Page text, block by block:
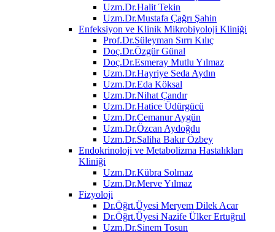
Uzm.Dr.Halit Tekin
Uzm.Dr.Mustafa Çağrı Şahin
Enfeksiyon ve Klinik Mikrobiyoloji Kliniği
Prof.Dr.Süleyman Sırrı Kılıç
Doç.Dr.Özgür Günal
Doç.Dr.Esmeray Mutlu Yılmaz
Uzm.Dr.Hayriye Seda Aydın
Uzm.Dr.Eda Köksal
Uzm.Dr.Nihat Çandır
Uzm.Dr.Hatice Üdürgücü
Uzm.Dr.Cemanur Aygün
Uzm.Dr.Özcan Aydoğdu
Uzm.Dr.Saliha Bakır Özbey
Endokrinoloji ve Metabolizma Hastalıkları
Kliniği
Uzm.Dr.Kübra Solmaz
Uzm.Dr.Merve Yılmaz
Fizyoloji
Dr.Öğrt.Üyesi Meryem Dilek Acar
Dr.Öğrt.Üyesi Nazife Ülker Ertuğrul
Uzm.Dr.Sinem Tosun